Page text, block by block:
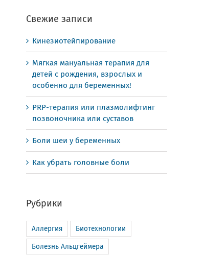
Свежие записи
Кинезиотейпирование
Мягкая мануальная терапия для
детей с рождения, взрослых и
особенно для беременных!
PRP-терапия или плазмолифтинг
позвоночника или суставов
Боли шеи у беременных
Как убрать головные боли
Рубрики
Аллергия Биотехнологии
Болезнь Альцгеймера